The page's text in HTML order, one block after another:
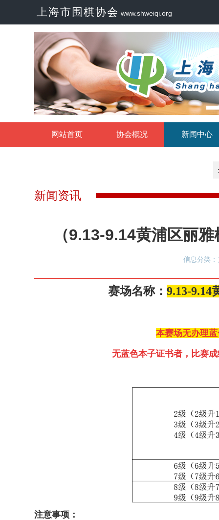
上海市围棋协会 www.shweiqi.org
网站首页 协会概况 新闻中心
新闻资讯
（9.13-9.14黄浦区丽
信息分类
赛场名称： 9.13-9.14
本赛场无办理
无蓝色本子证书者，比赛
注意事项：